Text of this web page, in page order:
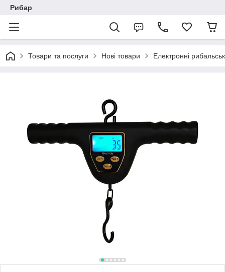
Рибар
Товари та послуги Нові товари Електронні